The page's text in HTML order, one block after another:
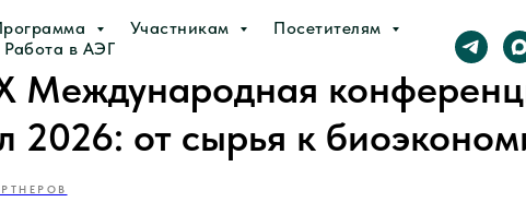
Участникам
Посетителям
Работа в АЭГ
Международная
2026: от сырья к